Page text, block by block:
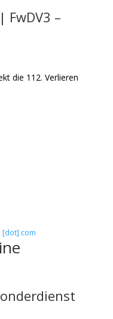
–
die 112. Verlieren
com